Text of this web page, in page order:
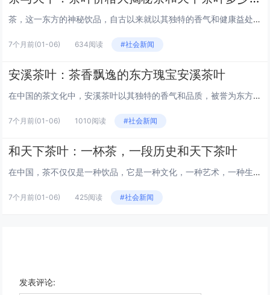
茶，这一东方的神秘饮品，自古以来就以其独特的香气和健康益处深受人们喜爱。在中国，茶不仅仅是一种饮料，更是一种文化，一种...
7个月前(01-06) 634阅读 #社会新闻
安溪茶叶：茶香飘逸的东方瑰宝安溪茶叶
在中国的茶文化中，安溪茶叶以其独特的香气和品质，被誉为东方的瑰宝。安溪，这个位于福建省的小县城，因其出产的铁观音而闻名...
7个月前(01-06) 1010阅读 #社会新闻
和天下茶叶：一杯茶，一段历史和天下茶叶
在中国，茶不仅仅是一种饮品，它是一种文化，一种艺术，一种生活。和天下茶叶，不仅仅是茶叶的集合，它代表着中国几千年的茶文...
7个月前(01-06) 425阅读 #社会新闻
发表评论: